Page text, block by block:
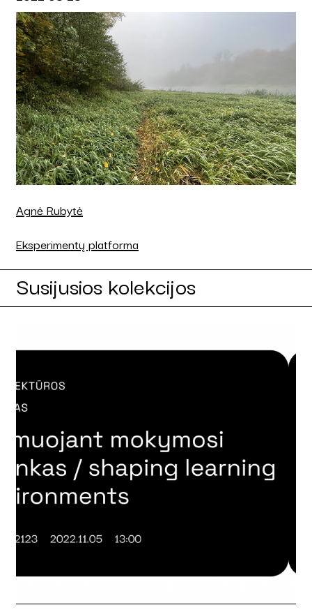
Agnė Rubytė
Eksperimentų platforma
Susijusios kolekcijos